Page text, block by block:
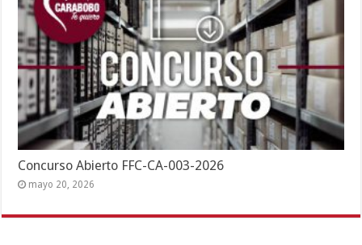
Concurso Abierto FFC-CA-003-2026
mayo 20, 2026